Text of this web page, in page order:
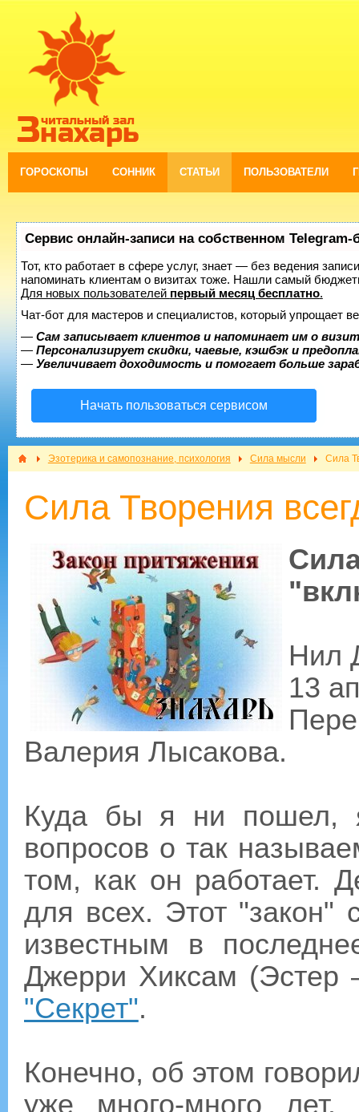
ГОРОСКОПЫ СОННИК СТАТЬИ ПОЛЬЗОВАТЕЛИ
Сервис онлайн-записи на собственном Telegram-
Тот, кто работает в сфере услуг, знает — без ведения
напоминать клиентам о визитах тоже. Нашли самый
Для новых пользователей первый месяц бесплатно.
Чат-бот для мастеров и специалистов, который упрощает
— Сам записывает клиентов и напоминает им о
— Персонализирует скидки, чаевые, кэшбэк и
— Увеличивает доходимость и помогает больше
Начать пользоваться сервисом
Эзотерика и самопознание, психология Сила мысли Сила
Сила Творения
Нил
13
Валерия Лысакова.
Куда бы я ни пошел,
вопросов о так
том, как он работает.
для всех. Этот "закон"
известным в
Джерри Хиксам
"Секрет".
Конечно, об этом
уже много-много